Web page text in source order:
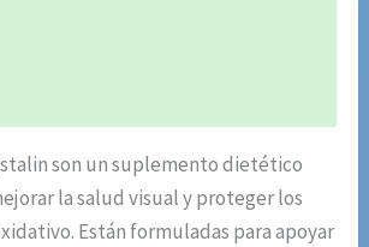
son un suplemento dietético
la salud visual y proteger los
Están formuladas para apoyar